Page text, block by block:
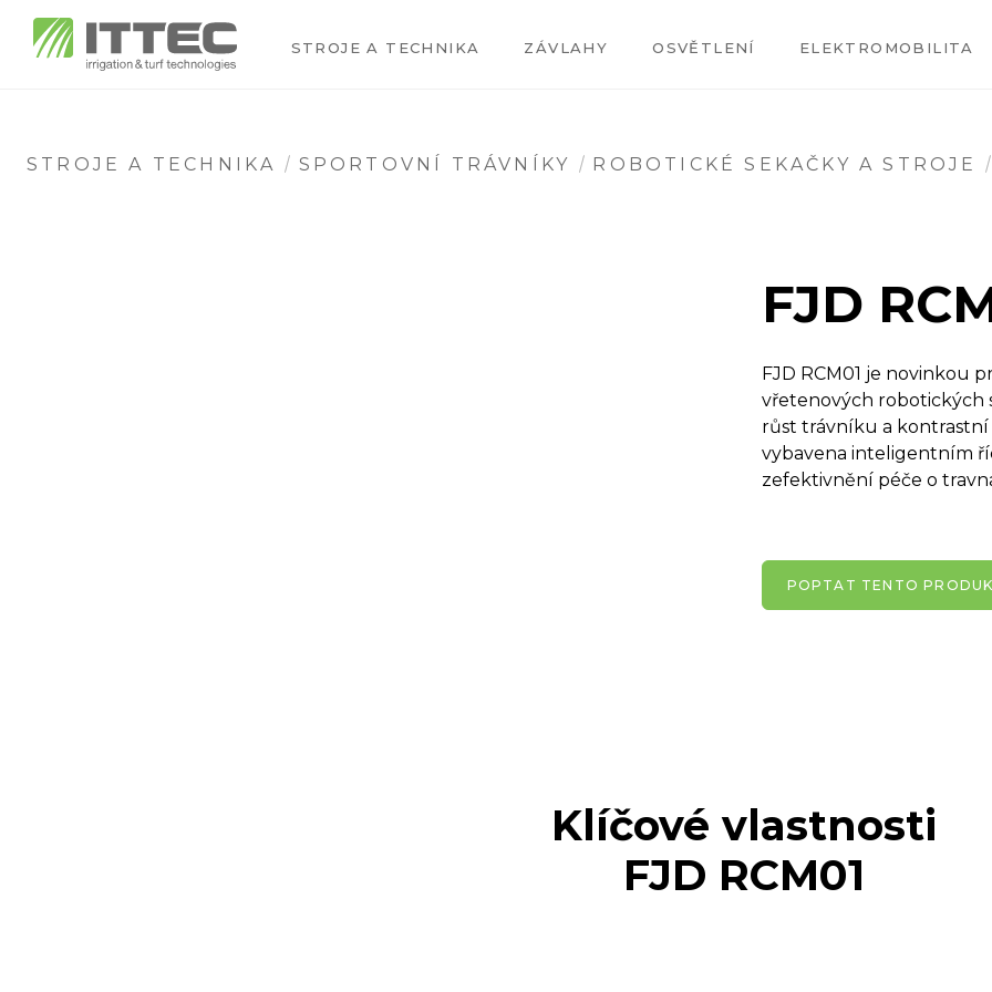
STROJE A TECHNIKA ZÁVLAHY OSVĚTLENÍ ELEKTROMOBILITA
STROJE A TECHNIKA SPORTOVNÍ TRÁVNÍKY ROBOTICKÉ SEKAČKY A STROJE
FJD
FJD RCM01 je novinkou
vřetenových robotických
růst trávníku a
vybavena inteligentním
zefektivnění péče o
POPTAT TENTO
Klíčové vlastnosti
FJD RCM01